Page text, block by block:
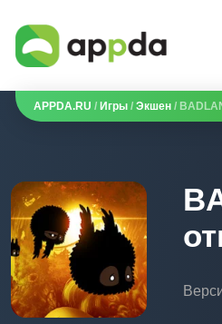
APPDA.RU / Игры / Экшен /